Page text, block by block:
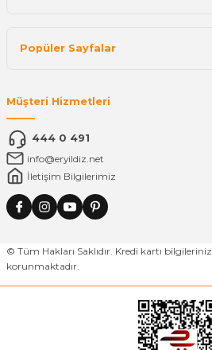
Popüler Sayfalar
Müşteri Hizmetleri
444 0 491
info@eryildiz.net
İletişim Bilgilerimiz
© Tüm Hakları Saklıdır. Kredi kartı
korunmaktadır.